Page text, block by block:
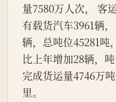
量7580万人次， 客
有载货汽车3961辆
辆，总吨位45281吨
比上年增加28辆，
完成货运量4746万
里。